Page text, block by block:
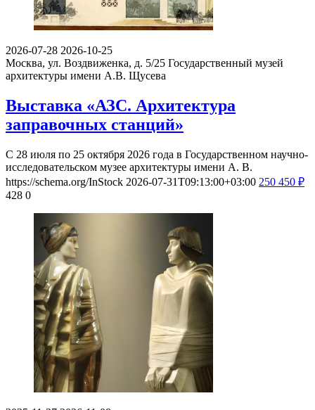
2026-07-28 2026-10-25
Москва, ул. Воздвиженка, д. 5/25 Государственный музей
архитектуры имени А.В. Щусева
Выставка «АЗС. Архитектура
заправочных станций»
С 28 июля по 25 октября 2026 года в Государственном научно-
исследовательском музее архитектуры имени А. В.
https://schema.org/InStock 2026-07-31T09:13:00+03:00 250 450 ₽
428 0